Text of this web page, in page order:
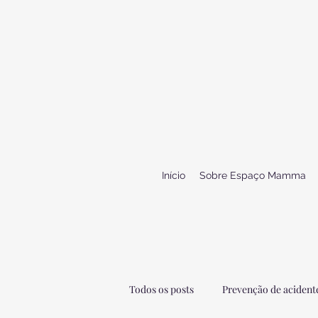
Início Sobre Espaço Mamma
Todos os posts Prevenção de